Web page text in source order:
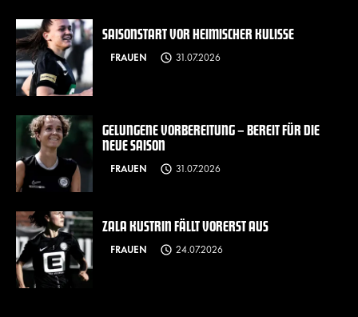
SAISONSTART VOR HEIMISCHER KULISSE
FRAUEN 31.07.2026
GELUNGENE VORBEREITUNG – BEREIT FÜR DIE
NEUE SAISON
FRAUEN 31.07.2026
ZALA KUSTRIN FÄLLT VORERST AUS
FRAUEN 24.07.2026